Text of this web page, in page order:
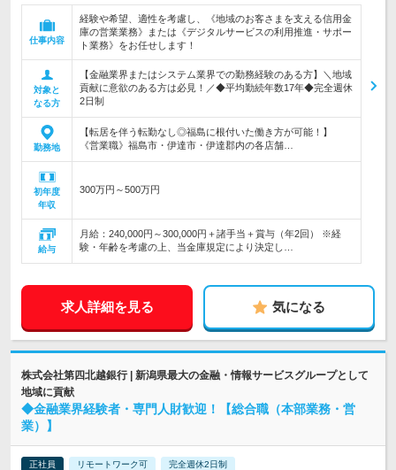
仕事内容
経験や希望、適性を考慮し、《地域のお客さまを支える信用金
庫の営業業務》または《デジタルサービスの利用推進・サポー
ト業務》をお任せします！
対象と
なる方
【金融業界またはシステム業界での勤務経験のある方】＼地域
貢献に意欲のある方は必見！／◆平均勤続年数17年◆完全週休
2日制
勤務地
【転居を伴う転勤なし◎福島に根付いた働き方が可能！】
《営業職》福島市・伊達市・伊達郡内の各店舗…
初年度
年収
300万円～500万円
給与
月給：240,000円～300,000円＋諸手当＋賞与（年2回） ※経
験・年齢を考慮の上、当金庫規定により決定し…
求人詳細を見る 気になる
株式会社第四北越銀行 | 新潟県最大の金融・情報サービスグループとして
地域に貢献
◆金融業界経験者・専門人財歓迎！【総合職（本部業務・営
業）】
正社員 リモートワーク可 完全週休2日制